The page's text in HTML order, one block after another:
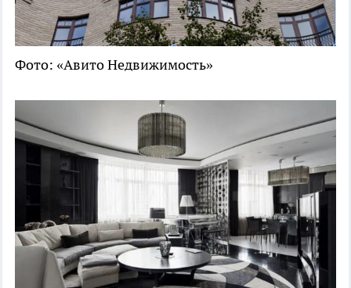
Фото: «Авито Недвижимость»